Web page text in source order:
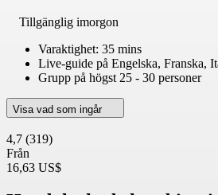
Tillgänglig imorgon
Varaktighet: 35 mins
Live-guide på Engelska, Franska,
Grupp på högst 25 - 30 personer
Visa vad som ingår
4,7 (319)
Från
16,63 US$